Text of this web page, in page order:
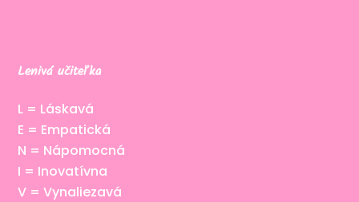
Lenivá učiteľka
L = Láskavá
E = Empatická
N = Nápomocná
I = Inovatívna
V = Vynaliezavá